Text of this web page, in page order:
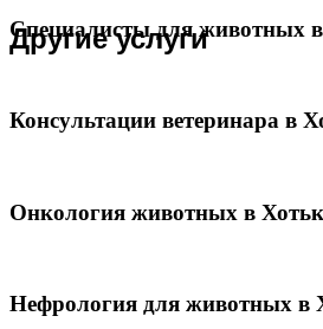
Другие услуги
Специалисты для животных
Консультации ветеринара в
Онкология животных в
Нефрология для животных в